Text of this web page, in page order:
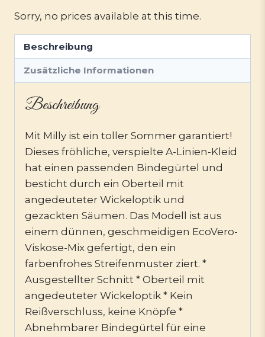
Sorry, no prices available at this time.
Beschreibung
Zusätzliche Informationen
Beschreibung
Mit Milly ist ein toller Sommer garantiert!
Dieses fröhliche, verspielte A-Linien-Kleid
hat einen passenden Bindegürtel und
besticht durch ein Oberteil mit
angedeuteter Wickeloptik und
gezackten Säumen. Das Modell ist aus
einem dünnen, geschmeidigen EcoVero-
Viskose-Mix gefertigt, den ein
farbenfrohes Streifenmuster ziert. *
Ausgestellter Schnitt * Oberteil mit
angedeuteter Wickeloptik * Kein
Reißverschluss, keine Knöpfe *
Abnehmbarer Bindegürtel für eine